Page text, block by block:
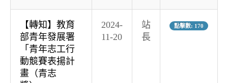
【轉知】教育
部青年發展署
「青年志工行
動競賽表揚計
畫（青志
2024-
11-20
站
長
點擊數: 170